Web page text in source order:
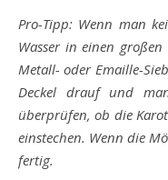
Pro-Tipp: Wenn man
Wasser in einen
Metall- oder Emaille-
Deckel drauf und
überprüfen, ob die
einstechen. Wenn die
fertig.